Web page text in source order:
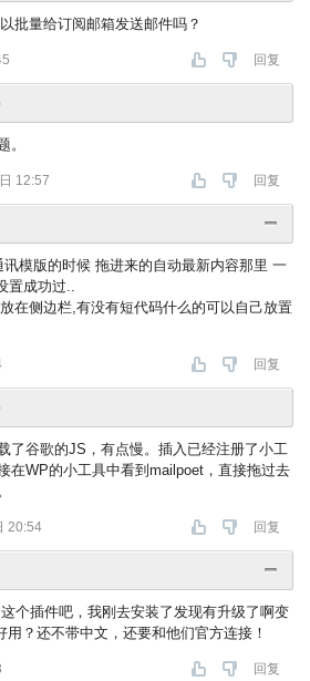
批量给订阅邮箱发送邮件吗？
回复
。
12:57 回复
模版的时候 拖进来的自动最新内容那里 一
置成功过..
在侧边栏,有没有短代码什么的可以自己放置
回复
了谷歌的JS，有点慢。插入已经注册了小工
在WP的小工具中看到mailpoet，直接拖过去
20:54 回复
个插件吧，我刚去安装了发现有升级了啊变
用？还不带中文，还要和他们官方连接！
回复